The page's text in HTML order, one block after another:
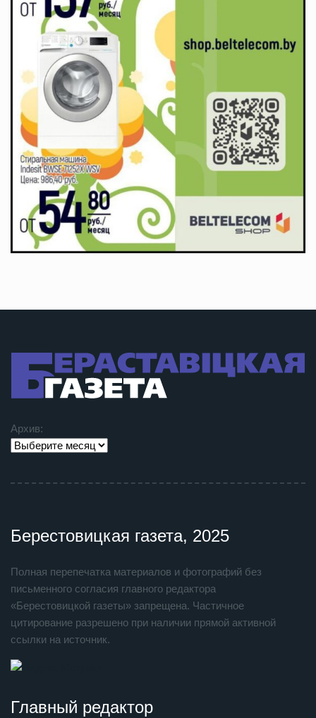
Архив:
Берестовицкая газета, 2025
Полная перепечатка материалов и фотографий без
письменного согласия главного редактора
«Берестовицкой газеты» запрещена. Частичное
цитирование разрешено при наличии прямой активной
ссылки на источник.
Главный редактор